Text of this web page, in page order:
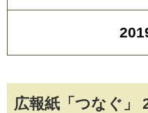
広報紙「つなぐ」